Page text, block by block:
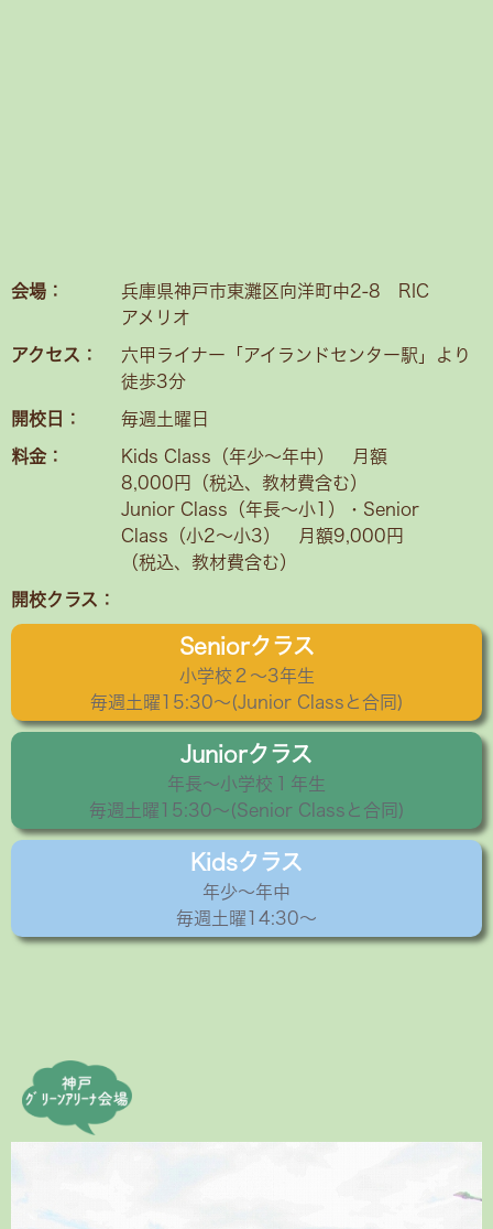
会場：
兵庫県神戸市東灘区向洋町中2-8 RIC
アメリオ
アクセス：
六甲ライナー「アイランドセンター駅」より
徒歩3分
開校日： 毎週土曜日
料金：
Kids Class（年少〜年中） 月額
8,000円（税込、教材費含む）
Junior Class（年長～小1）・Senior
Class（小2〜小3） 月額9,000円
（税込、教材費含む）
開校クラス：
Seniorクラス
小学校２〜3年生
毎週土曜15:30〜(Junior Classと合同)
Juniorクラス
年長〜小学校１年生
毎週土曜15:30～(Senior Classと合同)
Kidsクラス
年少〜年中
毎週土曜14:30～